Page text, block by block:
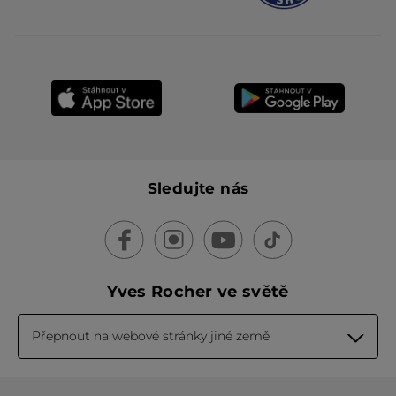
Sledujte nás
Yves Rocher ve světě
Přepnout na webové stránky jiné země